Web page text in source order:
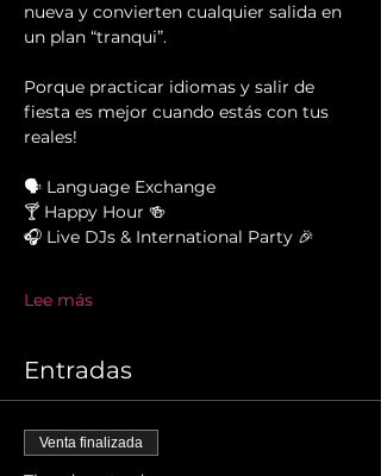
nueva y convierten cualquier salida en
un plan “tranqui”.
Porque practicar idiomas y salir de
fiesta es mejor cuando estás con tus
reales!
🗣️ Language Exchange
🍸 Happy Hour 🍻
🎧 Live DJs & International Party 🎉
Lee más
Entradas
Venta finalizada